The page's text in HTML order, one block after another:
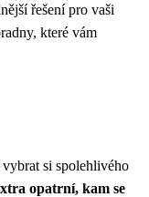
řešení pro vaši
které vám
si spolehlivého
opatrní, kam se